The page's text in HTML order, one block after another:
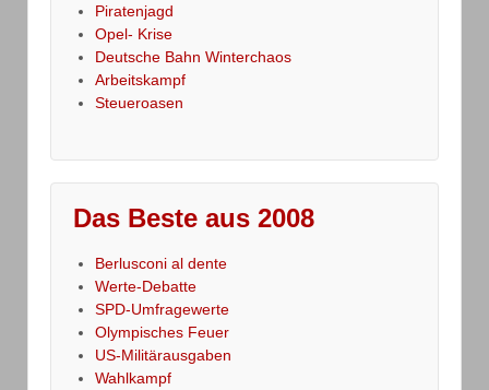
Piratenjagd
Opel- Krise
Deutsche Bahn Winterchaos
Arbeitskampf
Steueroasen
Das Beste aus 2008
Berlusconi al dente
Werte-Debatte
SPD-Umfragewerte
Olympisches Feuer
US-Militärausgaben
Wahlkampf